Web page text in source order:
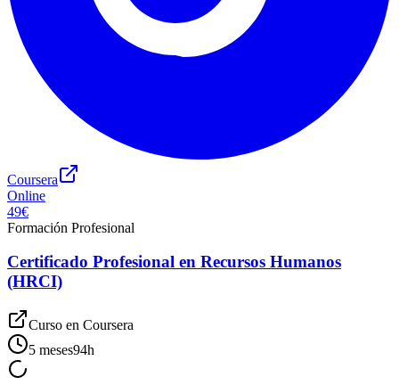
Coursera
Online
49€
Formación Profesional
Certificado Profesional en Recursos Humanos
(HRCI)
Curso en Coursera
5 meses94h